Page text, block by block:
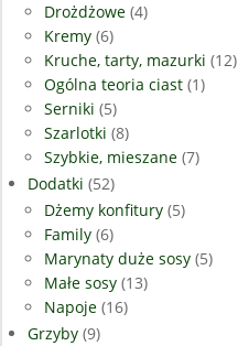
Drożdżowe (4)
Kremy (6)
Kruche, tarty, mazurki (12)
Ogólna teoria ciast (1)
Serniki (5)
Szarlotki (8)
Szybkie, mieszane (7)
Dodatki (52)
Dżemy konfitury (5)
Family (6)
Marynaty duże sosy (5)
Małe sosy (13)
Napoje (16)
Grzyby (9)